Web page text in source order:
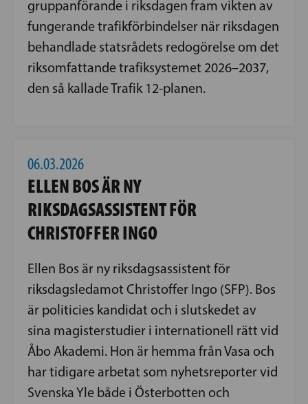
gruppanförande i riksdagen fram vikten av
fungerande trafikförbindelser när riksdagen
behandlade statsrådets redogörelse om det
riksomfattande trafiksystemet 2026–2037,
den så kallade Trafik 12-planen.
06.03.2026
ELLEN BOS ÄR NY
RIKSDAGSASSISTENT FÖR
CHRISTOFFER INGO
Ellen Bos är ny riksdagsassistent för
riksdagsledamot Christoffer Ingo (SFP). Bos
är politicies kandidat och i slutskedet av
sina magisterstudier i internationell rätt vid
Åbo Akademi. Hon är hemma från Vasa och
har tidigare arbetat som nyhetsreporter vid
Svenska Yle både i Österbotten och